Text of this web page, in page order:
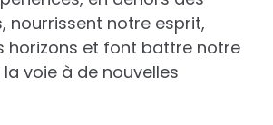
nourrissent notre esprit,
horizons et font battre notre
voie à de nouvelles